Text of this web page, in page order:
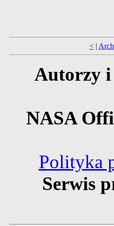
< |
Autorzy i
NASA
Polityka
Serwis